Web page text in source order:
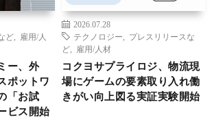
ど
雇用/人
ー、外
ポットワ
「お試
ビス開始
2026.07.28
テクノロジー
プレスリリースな
ど
雇用/人材
コクヨサプライロジ、物流現
場にゲームの要素取り入れ働
きがい向上図る実証実験開始